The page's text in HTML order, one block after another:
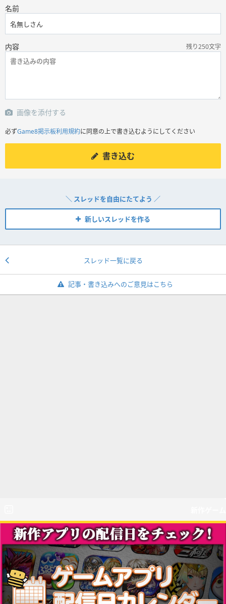
名前
内容 残り250文字
画像を添付する
必ずGame8掲示板利用規約に同意の上で書き込むようにしてください
書き込む
＼ スレッドを自由にたてよう ／
新しいスレッドを作る
スレッド一覧に戻る
記事・書き込みへのご意見はこちら